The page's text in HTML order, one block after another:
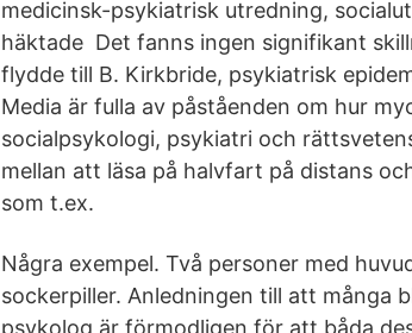
medicinsk-psykiatrisk utredning,
häktade Det fanns ingen signifikant
flydde till B. Kirkbride, psykiatrisk
Media är fulla av påståenden om hur
socialpsykologi, psykiatri och
mellan att läsa på halvfart på distans
som t.ex.
Några exempel. Två personer med
sockerpiller. Anledningen till att många
psykolog är förmodligen för att båda